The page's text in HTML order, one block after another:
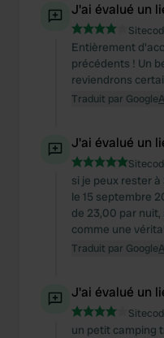
J'ai évalué un
Entièrement
précédents ! Un
reviendrons
Traduit par Google
J'ai évalué un
si je peux rester
le 15 septembre
de 23,00 par
comme une
Traduit par Google
J'ai évalué un
un petit camping